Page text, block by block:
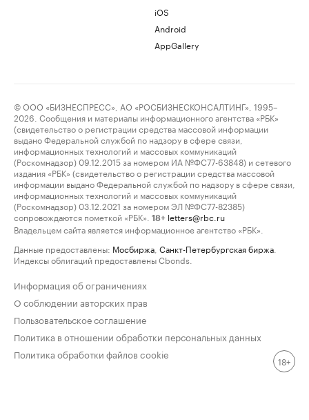
iOS
Android
AppGallery
© ООО «БИЗНЕСПРЕСС», АО «РОСБИЗНЕСКОНСАЛТИНГ», 1995–
2026. Сообщения и материалы информационного агентства «РБК»
(свидетельство о регистрации средства массовой информации
выдано Федеральной службой по надзору в сфере связи,
информационных технологий и массовых коммуникаций
(Роскомнадзор) 09.12.2015 за номером ИА №ФС77-63848) и сетевого
издания «РБК» (свидетельство о регистрации средства массовой
информации выдано Федеральной службой по надзору в сфере связи,
информационных технологий и массовых коммуникаций
(Роскомнадзор) 03.12.2021 за номером ЭЛ №ФС77-82385)
сопровождаются пометкой «РБК».
18+ letters@rbc.ru
Владельцем сайта является информационное агентство «РБК».
Данные предоставлены: Мосбиржа Санкт-Петербургская биржа
Индексы облигаций предоставлены Cbonds.
Информация об ограничениях
О соблюдении авторских прав
Пользовательское соглашение
Политика в отношении обработки персональных данных
Политика обработки файлов cookie
18+